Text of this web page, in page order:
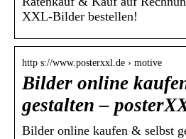
XXL-Bilder bestellen!
http s://www.posterxxl.de › motive
Bilder online
gestalten –
Bilder online kaufen & selbst